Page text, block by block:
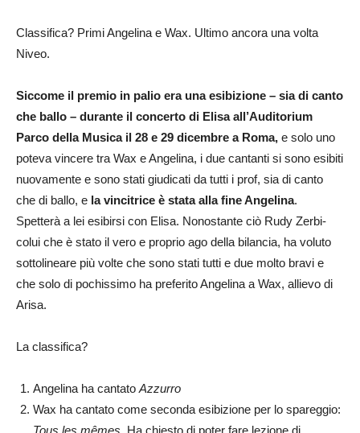
Classifica? Primi Angelina e Wax. Ultimo ancora una volta
Niveo.
Siccome il premio in palio era una esibizione – sia di canto
che ballo – durante il concerto di Elisa all’Auditorium
Parco della Musica il 28 e 29 dicembre a Roma, e solo uno
poteva vincere tra Wax e Angelina, i due cantanti si sono esibiti
nuovamente e sono stati giudicati da tutti i prof, sia di canto
che di ballo, e la vincitrice è stata alla fine Angelina.
Spetterà a lei esibirsi con Elisa. Nonostante ciò Rudy Zerbi-
colui che è stato il vero e proprio ago della bilancia, ha voluto
sottolineare più volte che sono stati tutti e due molto bravi e
che solo di pochissimo ha preferito Angelina a Wax, allievo di
Arisa.
La classifica?
Angelina ha cantato Azzurro
Wax ha cantato come seconda esibizione per lo spareggio: